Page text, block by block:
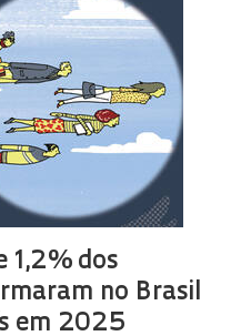
1,2% dos
no Brasil
em 2025